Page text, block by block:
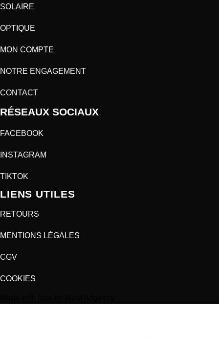
SOLAIRE
OPTIQUE
MON COMPTE
NOTRE ENGAGEMENT
CONTACT
RÉSEAUX SOCIAUX
FACEBOOK
INSTAGRAM
TIKTOK
LIENS UTILES
RETOURS
MENTIONS LÉGALES
CGV
COOKIES